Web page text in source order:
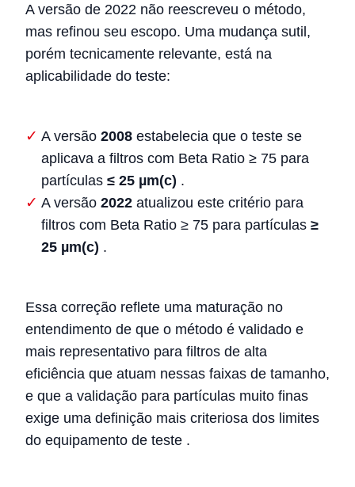
A versão de 2022 não reescreveu o método,
mas refinou seu escopo. Uma mudança sutil,
porém tecnicamente relevante, está na
aplicabilidade do teste:
A versão 2008 estabelecia que o teste se
aplicava a filtros com Beta Ratio ≥ 75 para
partículas ≤ 25 µm(c) .
A versão 2022 atualizou este critério para
filtros com Beta Ratio ≥ 75 para partículas ≥
25 µm(c) .
Essa correção reflete uma maturação no
entendimento de que o método é validado e
mais representativo para filtros de alta
eficiência que atuam nessas faixas de tamanho,
e que a validação para partículas muito finas
exige uma definição mais criteriosa dos limites
do equipamento de teste .